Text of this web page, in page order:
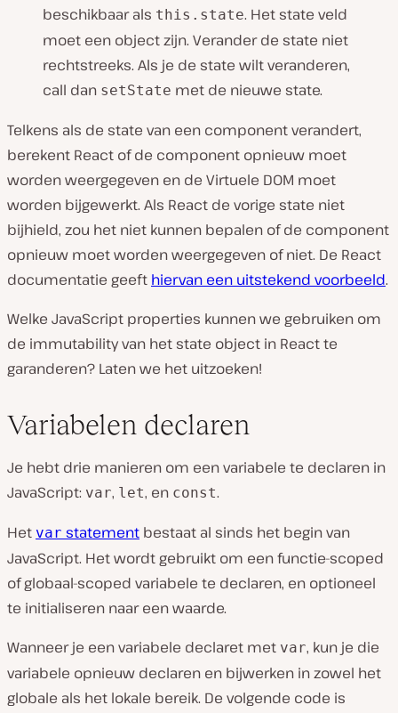
beschikbaar als this.state. Het state veld
moet een object zijn. Verander de state niet
rechtstreeks. Als je de state wilt veranderen,
call dan setState met de nieuwe state.
Telkens als de state van een component verandert,
berekent React of de component opnieuw moet
worden weergegeven en de Virtuele DOM moet
worden bijgewerkt. Als React de vorige state niet
bijhield, zou het niet kunnen bepalen of de component
opnieuw moet worden weergegeven of niet. De React
documentatie geeft hiervan een uitstekend voorbeeld.
Welke JavaScript properties kunnen we gebruiken om
de immutability van het state object in React te
garanderen? Laten we het uitzoeken!
Variabelen declaren
Je hebt drie manieren om een variabele te declaren in
JavaScript: var, let, en const.
Het var statement bestaat al sinds het begin van
JavaScript. Het wordt gebruikt om een functie-scoped
of globaal-scoped variabele te declaren, en optioneel
te initialiseren naar een waarde.
Wanneer je een variabele declaret met var, kun je die
variabele opnieuw declaren en bijwerken in zowel het
globale als het lokale bereik. De volgende code is